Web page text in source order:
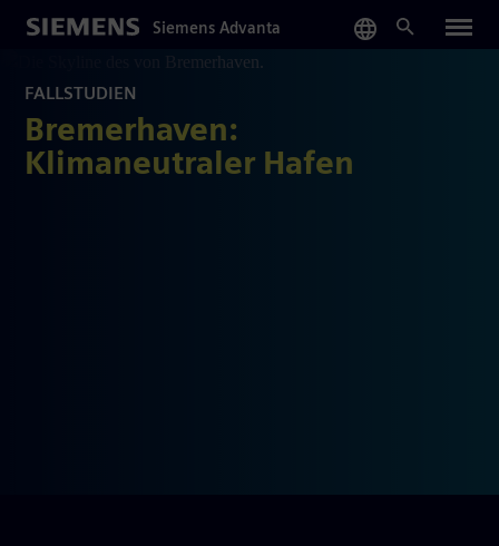
content
Siemens Advanta
FALLSTUDIEN
Bremerhaven:
Klimaneutraler Hafen